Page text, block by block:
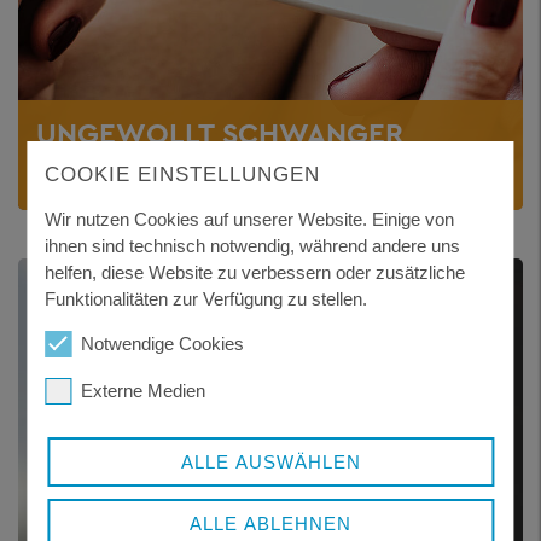
UNGEWOLLT SCHWANGER
Hilfe und Lösungswege
COOKIE EINSTELLUNGEN
Wir nutzen Cookies auf unserer Website. Einige von
ihnen sind technisch notwendig, während andere uns
helfen, diese Website zu verbessern oder zusätzliche
Funktionalitäten zur Verfügung zu stellen.
Notwendige Cookies
Externe Medien
ALLE AUSWÄHLEN
ALLE ABLEHNEN